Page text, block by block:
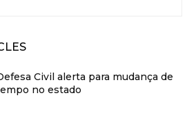
Civil alerta para mudança de
no estado